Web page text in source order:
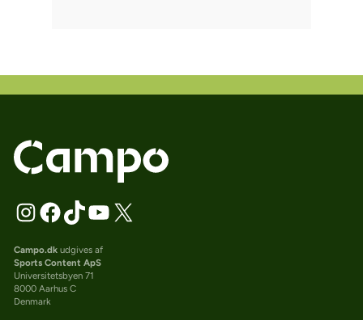
Campo.dkudgives af
Sports Content ApS
Universitetsbyen 71
8000 Aarhus C
Denmark